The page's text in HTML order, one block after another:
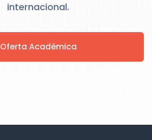
internacional.
Oferta Académica